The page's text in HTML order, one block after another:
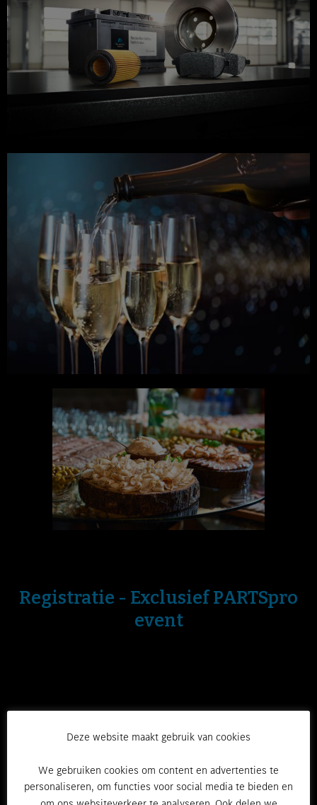
Registratie - Exclusief PARTSpro
event
De inschrijvingen voor dit event zijn
afgelopen.
Deze website maakt gebruik van cookies
We gebruiken cookies om content en advertenties te
personaliseren, om functies voor social media te bieden en